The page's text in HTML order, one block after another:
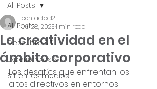
All Posts
Descubre SIT
Experiencias SIT
SIT en los medios
All Posts
La creatividad en el
ámbito corporativo
contactocl2
Jul 28, 20231 min read
Los desafíos que enfrentan los
altos directivos en entornos